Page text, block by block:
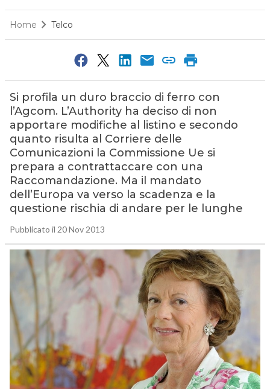
Home Telco
Si profila un duro braccio di ferro con
l’Agcom. L’Authority ha deciso di non
apportare modifiche al listino e secondo
quanto risulta al Corriere delle
Comunicazioni la Commissione Ue si
prepara a contrattaccare con una
Raccomandazione. Ma il mandato
dell’Europa va verso la scadenza e la
questione rischia di andare per le lunghe
Pubblicato il 20 Nov 2013